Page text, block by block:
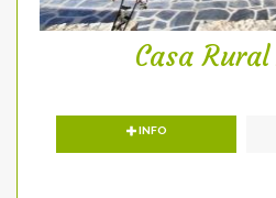
Casa
INFO